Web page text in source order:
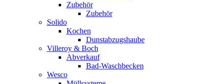
Zubehör
Zubehör
Solido
Kochen
Dunstabzugshaube
Villeroy & Boch
Abverkauf
Bad-Waschbecken
Wesco